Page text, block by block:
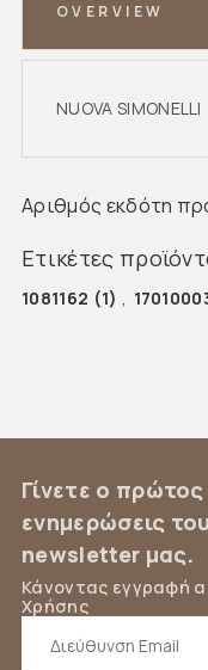
OVERVIEW
NUOVA SIMONELLI
Αριθμός εκδότη
Ετικέτες
1081162 (1) ,
Γίνετε ο
ενημερώσεις
newsletter μας.
Κάνοντας εγγραφή
Χρήσης